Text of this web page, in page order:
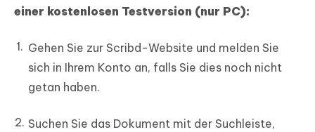
einer kostenlosen Testversion (nur PC):
Gehen Sie zur Scribd-Website und melden Sie
sich in Ihrem Konto an, falls Sie dies noch nicht
getan haben.
Suchen Sie das Dokument mit der Suchleiste,